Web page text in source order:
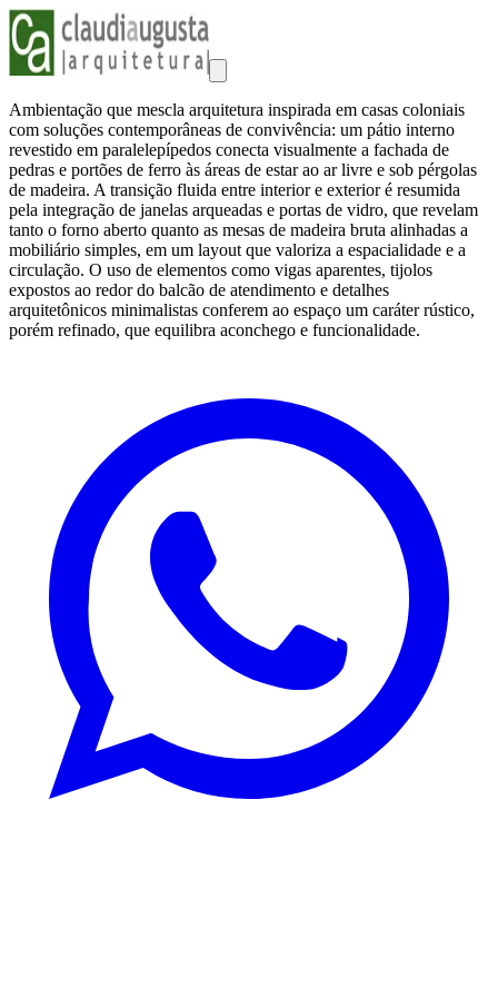
Ambientação que mescla arquitetura inspirada em casas coloniais
com soluções contemporâneas de convivência: um pátio interno
revestido em paralelepípedos conecta visualmente a fachada de
pedras e portões de ferro às áreas de estar ao ar livre e sob pérgolas
de madeira. A transição fluida entre interior e exterior é resumida
pela integração de janelas arqueadas e portas de vidro, que revelam
tanto o forno aberto quanto as mesas de madeira bruta alinhadas a
mobiliário simples, em um layout que valoriza a espacialidade e a
circulação. O uso de elementos como vigas aparentes, tijolos
expostos ao redor do balcão de atendimento e detalhes
arquitetônicos minimalistas conferem ao espaço um caráter rústico,
porém refinado, que equilibra aconchego e funcionalidade.